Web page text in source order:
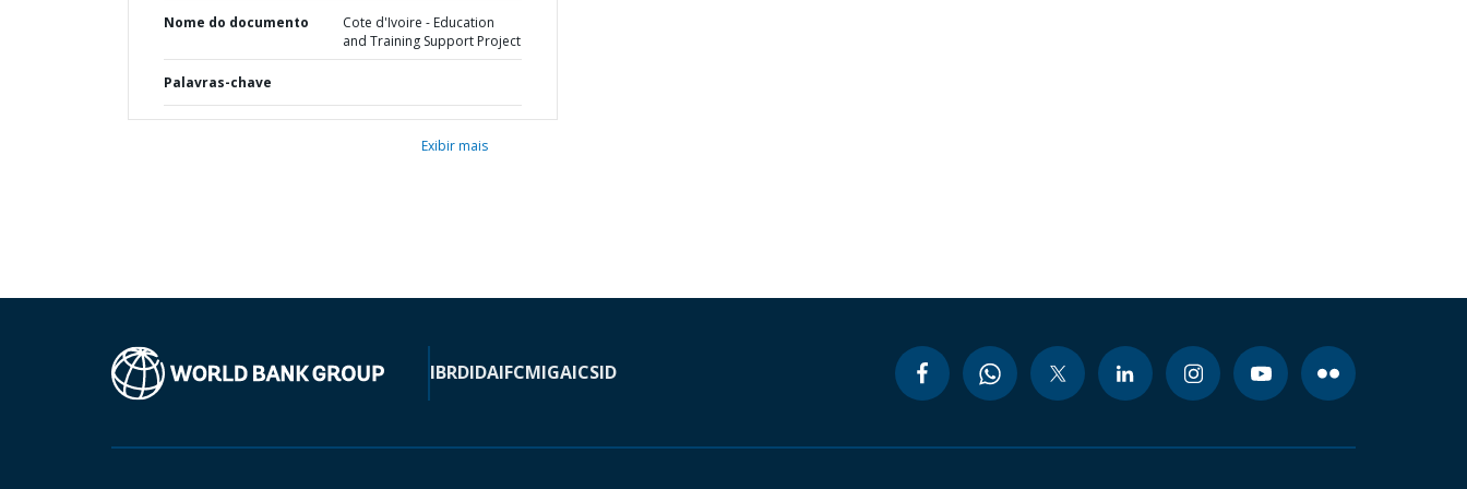
Nome do documento
Cote d'Ivoire - Education
and Training Support Project
Palavras-chave
Exibir mais
IBRDIDAIFCMIGAICSID